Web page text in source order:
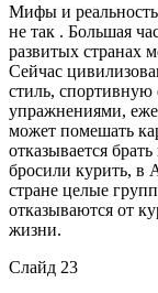
Мифы и
не так . Большая
развитых странах
Сейчас
стиль, спортивную
упражнениями,
может помешать
отказывается
бросили курить, в
стране целые
отказываются от
жизни.
Слайд 23